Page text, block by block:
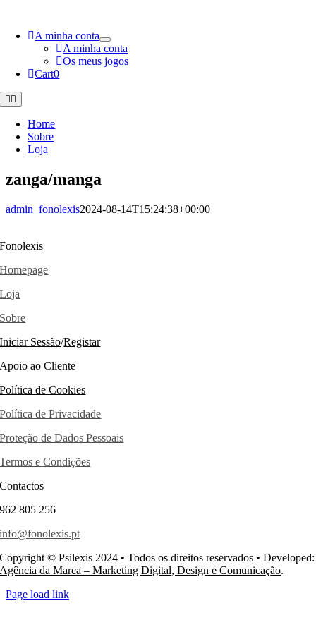
contentA minha conta
A minha conta
Os meus jogos
Cart0
Toggle
Navigation
Home
Sobre
Loja
zanga/manga
admin_fonolexis2024-08-14T15:24:38+00:00
Fonolexis
Homepage
Loja
Sobre
Iniciar Sessão/Registar
Apoio ao Cliente
Política de Cookies
Política de Privacidade
Proteção de Dados Pessoais
Termos e Condições
Contactos
962 805 256
info@fonolexis.pt
Copyright © Psilexis 2024 • Todos os direitos reservados • Developed:
Agência da Marca – Marketing Digital, Design e Comunicação.
Page load link